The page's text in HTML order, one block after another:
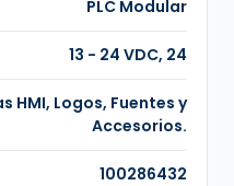
PLC Modular
13 - 24 VDC, 24
HMI, Logos, Fuentes y
Accesorios.
100286432